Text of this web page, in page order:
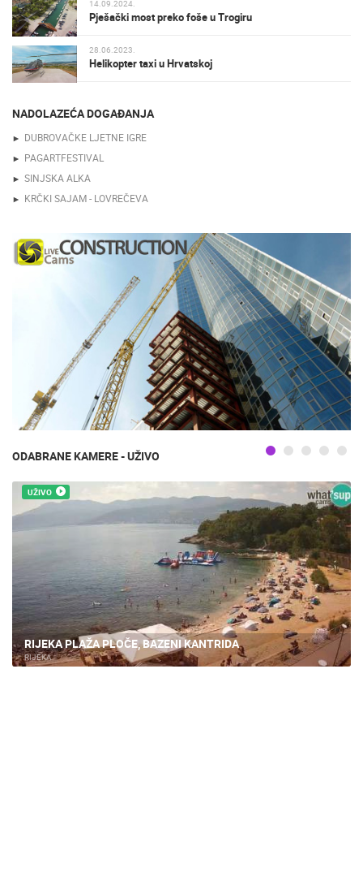
14.09.2024.
Pješački most preko foše u Trogiru
28.06.2023.
Helikopter taxi u Hrvatskoj
NADOLAZEĆA DOGAĐANJA
DUBROVAČKE LJETNE IGRE
PAGARTFESTIVAL
SINJSKA ALKA
KRČKI SAJAM - LOVREČEVA
ODABRANE KAMERE - UŽIVO
UŽIVO
RIJEKA PLAŽA PLOČE, BAZENI KANTRIDA
RIJEKA